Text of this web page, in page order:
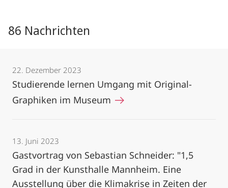
86 Nachrichten
22. Dezember 2023
Studierende lernen Umgang mit Original-
Graphiken im Museum
13. Juni 2023
Gastvortrag von Sebastian Schneider: "1,5
Grad in der Kunsthalle Mannheim. Eine
Ausstellung über die Klimakrise in Zeiten der